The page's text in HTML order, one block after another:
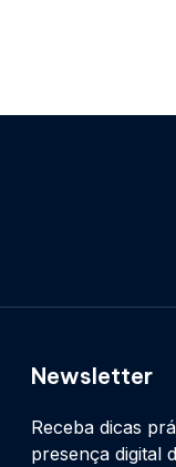
Newsletter
Receba dicas
presença digital